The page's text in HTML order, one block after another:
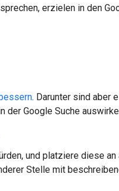
erzielen in den
. Darunter sind aber
der Google Suche
und platziere diese
Stelle mit